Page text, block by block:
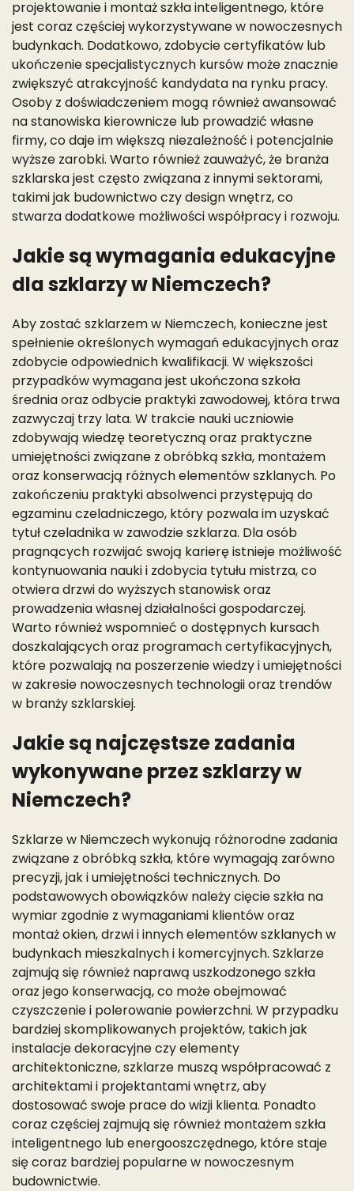
projektowanie i montaż szkła inteligentnego, które
jest coraz częściej wykorzystywane w nowoczesnych
budynkach. Dodatkowo, zdobycie certyfikatów lub
ukończenie specjalistycznych kursów może znacznie
zwiększyć atrakcyjność kandydata na rynku pracy.
Osoby z doświadczeniem mogą również awansować
na stanowiska kierownicze lub prowadzić własne
firmy, co daje im większą niezależność i potencjalnie
wyższe zarobki. Warto również zauważyć, że branża
szklarska jest często związana z innymi sektorami,
takimi jak budownictwo czy design wnętrz, co
stwarza dodatkowe możliwości współpracy i rozwoju.
Jakie są wymagania edukacyjne
dla szklarzy w Niemczech?
Aby zostać szklarzem w Niemczech, konieczne jest
spełnienie określonych wymagań edukacyjnych oraz
zdobycie odpowiednich kwalifikacji. W większości
przypadków wymagana jest ukończona szkoła
średnia oraz odbycie praktyki zawodowej, która trwa
zazwyczaj trzy lata. W trakcie nauki uczniowie
zdobywają wiedzę teoretyczną oraz praktyczne
umiejętności związane z obróbką szkła, montażem
oraz konserwacją różnych elementów szklanych. Po
zakończeniu praktyki absolwenci przystępują do
egzaminu czeladniczego, który pozwala im uzyskać
tytuł czeladnika w zawodzie szklarza. Dla osób
pragnących rozwijać swoją karierę istnieje możliwość
kontynuowania nauki i zdobycia tytułu mistrza, co
otwiera drzwi do wyższych stanowisk oraz
prowadzenia własnej działalności gospodarczej.
Warto również wspomnieć o dostępnych kursach
doszkalających oraz programach certyfikacyjnych,
które pozwalają na poszerzenie wiedzy i umiejętności
w zakresie nowoczesnych technologii oraz trendów
w branży szklarskiej.
Jakie są najczęstsze zadania
wykonywane przez szklarzy w
Niemczech?
Szklarze w Niemczech wykonują różnorodne zadania
związane z obróbką szkła, które wymagają zarówno
precyzji, jak i umiejętności technicznych. Do
podstawowych obowiązków należy cięcie szkła na
wymiar zgodnie z wymaganiami klientów oraz
montaż okien, drzwi i innych elementów szklanych w
budynkach mieszkalnych i komercyjnych. Szklarze
zajmują się również naprawą uszkodzonego szkła
oraz jego konserwacją, co może obejmować
czyszczenie i polerowanie powierzchni. W przypadku
bardziej skomplikowanych projektów, takich jak
instalacje dekoracyjne czy elementy
architektoniczne, szklarze muszą współpracować z
architektami i projektantami wnętrz, aby
dostosować swoje prace do wizji klienta. Ponadto
coraz częściej zajmują się również montażem szkła
inteligentnego lub energooszczędnego, które staje
się coraz bardziej popularne w nowoczesnym
budownictwie.